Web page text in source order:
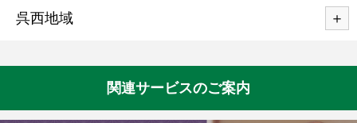
呉西地域
関連サービスのご案内